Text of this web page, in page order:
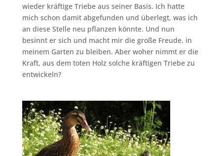
wieder kräftige Triebe aus seiner Basis. Ich hatte
mich schon damit abgefunden und überlegt, was ich
an diese Stelle neu pflanzen könnte. Und nun
besinnt er sich und macht mir die große Freude, in
meinem Garten zu bleiben. Aber woher nimmt er die
Kraft, aus dem toten Holz solche kräftigen Triebe zu
entwickeln?